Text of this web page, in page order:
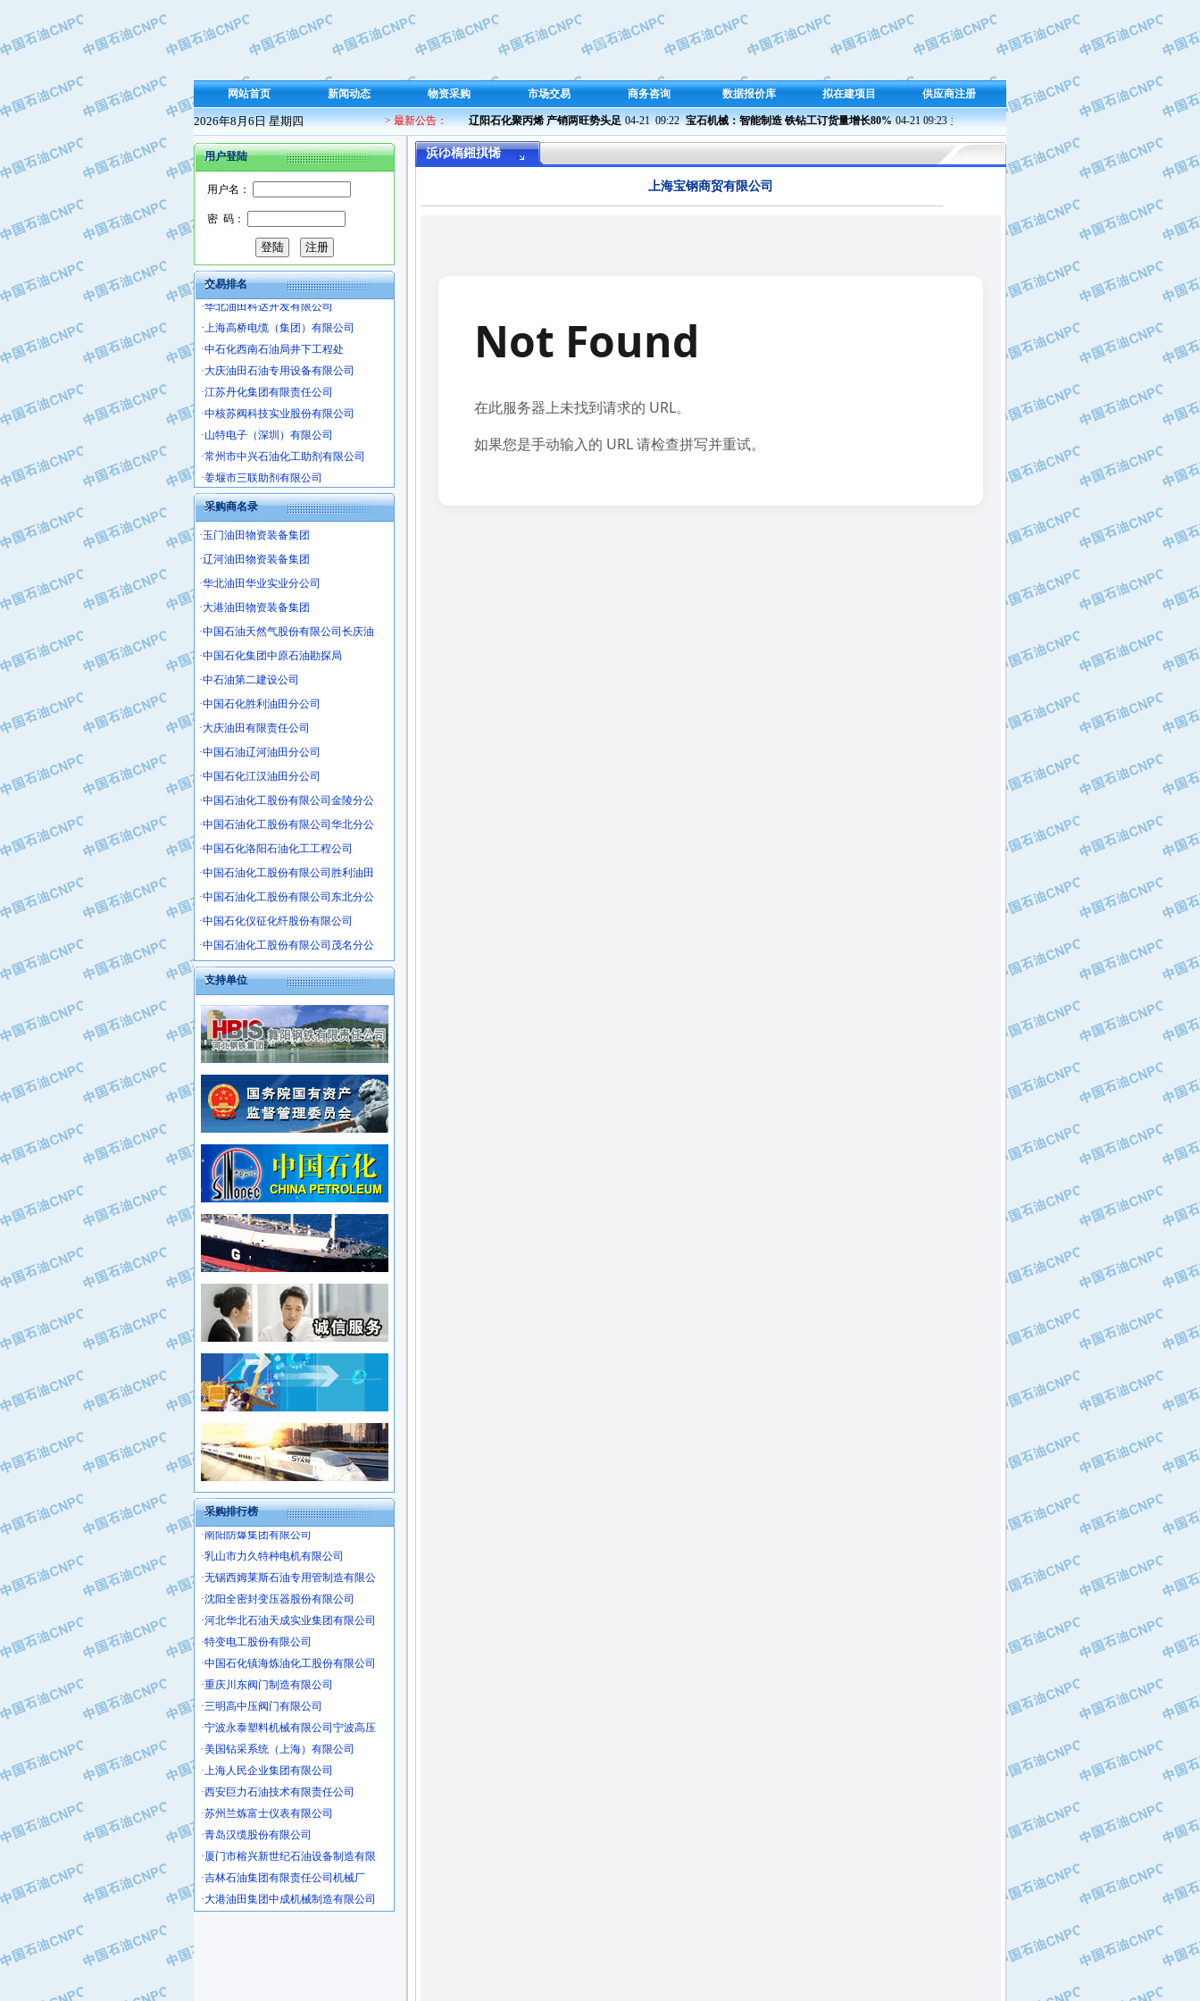
网站首页 新闻动态 物资采购 市场交易 商务咨询 数据报价库 拟在建项目 供应商注册
2026年8月6日 星期四 > 最新公告： 辽阳石化聚丙烯 产销两旺势头足 04-21  09:22 宝石机械：智能制造 铁钻工订货量增长80% 04-21 09:23 兰州石化成功产出新国标半精炼石蜡 燃料
用户登陆
用户名：
密 码：
交易排名
·中国石油天然气管道局穿越公司
·沧州市电气控制设备厂
·中船重工中南装备有限责任公司
·南石力天传动件有限公司
·浙江瑞普环境技术有限公司
·华北石油新大禹环保设备有限公司
·河北翼凌机械制造总厂
·萍乡市庞泰化工填料有限公司
·上海宝钢商贸有限公司
·辽河石油勘探局总机械厂
·正泰集团
·华北油田科达开发有限公司
·上海高桥电缆（集团）有限公司
·中石化西南石油局井下工程处
·大庆油田石油专用设备有限公司
·江苏丹化集团有限责任公司
·中核苏阀科技实业股份有限公司
·山特电子（深圳）有限公司
·常州市中兴石油化工助剂有限公司
·姜堰市三联助剂有限公司
·四川中光高技术研究所有限责任公司
·江苏天安防雷工程有限责任公司
·山东东营胜利工业园区
·中国石化镇海炼化分公司
·上海鼓风机厂有限公司
·中核苏阀科技实业股份有限公司
·济南柴油机股份有限公司
·上海科瑞曼士德电源系统集成有限公
·东方合金铸造厂
·保定北奥石油物探特种车辆制造有限
·沧州市电气控制设备厂
·中船重工中南装备有限责任公司
·南石力天传动件有限公司
·浙江瑞普环境技术有限公司
·华北石油新大禹环保设备有限公司
·河北翼凌机械制造总厂
·萍乡市庞泰化工填料有限公司
·辽河石油勘探局总机械厂
·正泰集团
·华北油田科达开发有限公司
·上海高桥电缆（集团）有限公司
·中石化西南石油局井下工程处
·大庆油田石油专用设备有限公司
·江苏丹化集团有限责任公司
·中核苏阀科技实业股份有限公司
·山特电子（深圳）有限公司
·常州市中兴石油化工助剂有限公司
·姜堰市三联助剂有限公司
·四川中光高技术研究所有限责任公司
·江苏天安防雷工程有限责任公司
·山东东营胜利工业园区
采购商名录
·玉门油田物资装备集团
·辽河油田物资装备集团
·华北油田华业实业分公司
·大港油田物资装备集团
·中国石油天然气股份有限公司长庆油
·中国石化集团中原石油勘探局
·中石油第二建设公司
·中国石化胜利油田分公司
·大庆油田有限责任公司
·中国石油辽河油田分公司
·中国石化江汉油田分公司
·中国石油化工股份有限公司金陵分公
·中国石油化工股份有限公司华北分公
·中国石化洛阳石油化工工程公司
·中国石油化工股份有限公司胜利油田
·中国石油化工股份有限公司东北分公
·中国石化仪征化纤股份有限公司
·中国石油化工股份有限公司茂名分公
支持单位
采购排行榜
·中国石油大港油田分公司
·靖江市天和泵业有限公司
·中油油气勘探软件国家工程研究中心
·西安长庆钻宇集团咸阳石化有限公司
·新疆新冠控制系统工程有限公司
·新疆安维消防设施器材有限公司
·华北石油津工机械制造有限公司
·中国石化茂名石化分公司
·上海山武控制仪表有限公司
·上海赛科石油化工有限责任公司
·河北卓唯钢管制造有限公司
·上海高桥石化
·中国石化上海石油化工股份有限公司
·中国石化长岭炼化公司
·中国石油长庆油田分公司
·中国石油宁夏石化分公司
·山东墨龙石油机械股份有限公司
·大庆油田物资集团
·斯伦贝谢(天津)采油机械有限公司
·南阳防爆集团有限公司
·乳山市力久特种电机有限公司
·无锡西姆莱斯石油专用管制造有限公
·沈阳全密封变压器股份有限公司
·河北华北石油天成实业集团有限公司
·特变电工股份有限公司
·中国石化镇海炼油化工股份有限公司
·重庆川东阀门制造有限公司
·三明高中压阀门有限公司
·宁波永泰塑料机械有限公司宁波高压
·美国钻采系统（上海）有限公司
·上海人民企业集团有限公司
·西安巨力石油技术有限责任公司
·苏州兰炼富士仪表有限公司
·青岛汉缆股份有限公司
·厦门市榕兴新世纪石油设备制造有限
·吉林石油集团有限责任公司机械厂
·大港油田集团中成机械制造有限公司
·承德司达石油装备开发公司
浜ゆ槗鎺掑悕
上海宝钢商贸有限公司